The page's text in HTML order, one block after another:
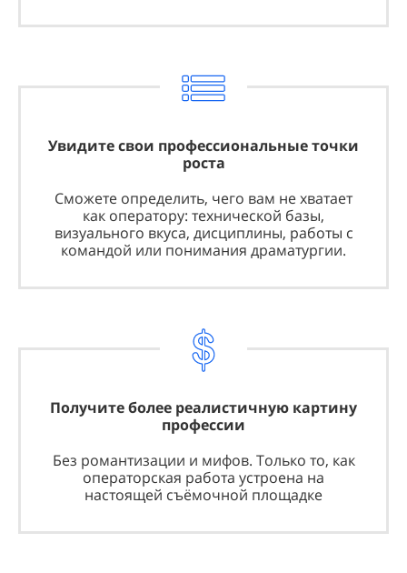
Увидите свои профессиональные точки
роста
Сможете определить, чего вам не хватает
как оператору: технической базы,
визуального вкуса, дисциплины, работы с
командой или понимания драматургии.
Получите более реалистичную картину
профессии
Без романтизации и мифов. Только то, как
операторская работа устроена на
настоящей съёмочной площадке